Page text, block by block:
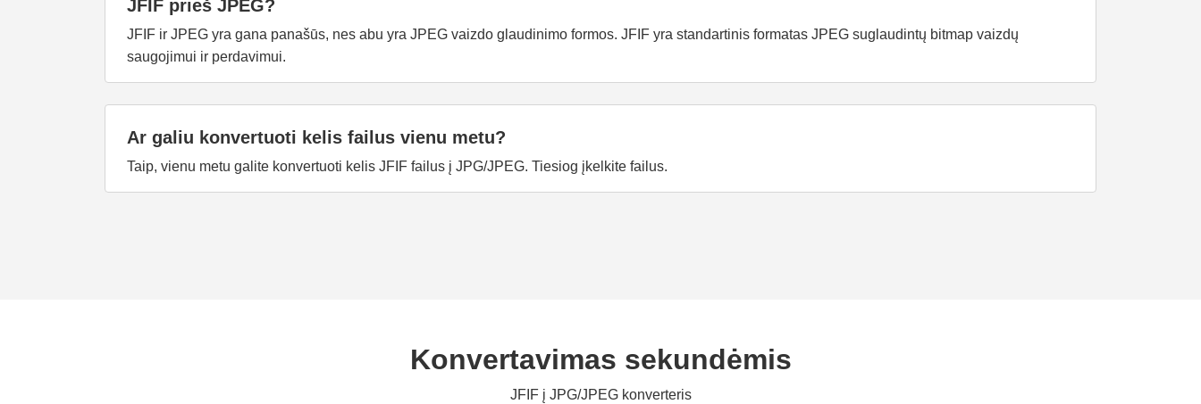
JFIF prieš JPEG?
JFIF ir JPEG yra gana panašūs, nes abu yra JPEG vaizdo glaudinimo formos. JFIF yra standartinis formatas JPEG suglaudintų bitmap vaizdų
saugojimui ir perdavimui.
Ar galiu konvertuoti kelis failus vienu metu?
Taip, vienu metu galite konvertuoti kelis JFIF failus į JPG/JPEG. Tiesiog įkelkite failus.
Konvertavimas sekundėmis
JFIF į JPG/JPEG konverteris